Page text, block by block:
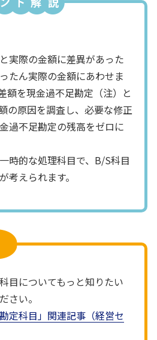
実際の金額に差異があった
たん実際の金額にあわせま
額を現金過不足勘定（注）と
の原因を調査し、必要な修正
過不足勘定の残高をゼロに
時的な処理科目で、B/S科目
考えられます。
目についてもっと知りたい
さい。
定科目」関連記事（経営セ